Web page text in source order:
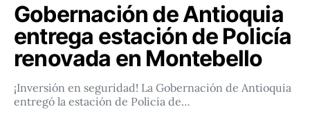
Gobernación de Antioquia
entrega estación de Policía
renovada en Montebello
¡Inversión en seguridad! La Gobernación de Antioquia
entregó la estación de Policía de…